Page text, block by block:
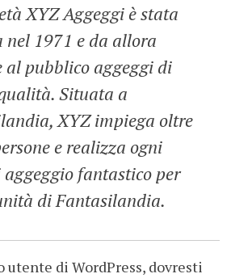
XYZ Aggeggi è stata
nel 1971 e da allora
al pubblico aggeggi di
Situata a
XYZ impiega oltre
e realizza ogni
fantastico per
di Fantasilandia.
utente di WordPress, dovresti